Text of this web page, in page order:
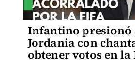
Infantino presionó
Jordania con
obtener votos en la